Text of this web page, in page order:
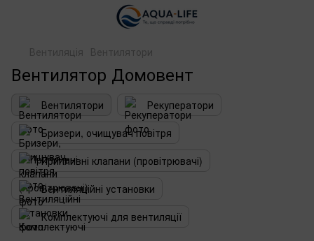
Вентиляція Вентилятори
Вентилятор Домовент
Вентилятори
Рекуператори
Бризери, очищувач повітря
Припливні клапани (провітрювачі)
Вентиляційні установки
Комплектуючі для вентиляції